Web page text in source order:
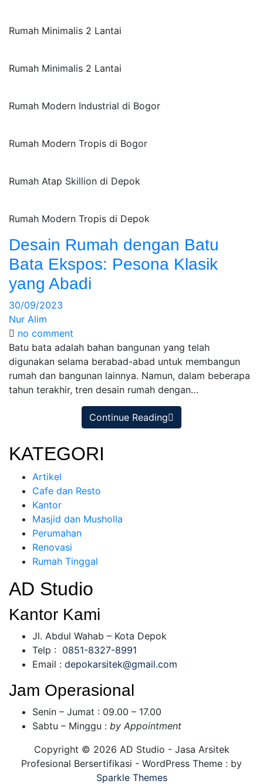
Rumah Minimalis 2 Lantai
Rumah Minimalis 2 Lantai
Rumah Modern Industrial di Bogor
Rumah Modern Tropis di Bogor
Rumah Atap Skillion di Depok
Rumah Modern Tropis di Depok
Desain Rumah dengan Batu
Bata Ekspos: Pesona Klasik
yang Abadi
30/09/2023
Nur Alim
no comment
Batu bata adalah bahan bangunan yang telah
digunakan selama berabad-abad untuk membangun
rumah dan bangunan lainnya. Namun, dalam beberapa
tahun terakhir, tren desain rumah dengan…
Continue Reading
KATEGORI
Artikel
Cafe dan Resto
Kantor
Masjid dan Musholla
Perumahan
Renovasi
Rumah Tinggal
AD Studio
Kantor Kami
Jl. Abdul Wahab – Kota Depok
Telp : 0851-8327-8991
Email : depokarsitek@gmail.com
Jam Operasional
Senin – Jumat : 09.00 – 17.00
Sabtu – Minggu : by Appointment
Copyright © 2026 AD Studio - Jasa Arsitek
Profesional Bersertifikasi - WordPress Theme : by
Sparkle Themes